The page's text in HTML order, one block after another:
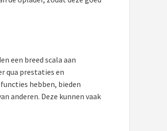
een breed scala aan
qua prestaties en
hebben, bieden
anderen. Deze kunnen vaak